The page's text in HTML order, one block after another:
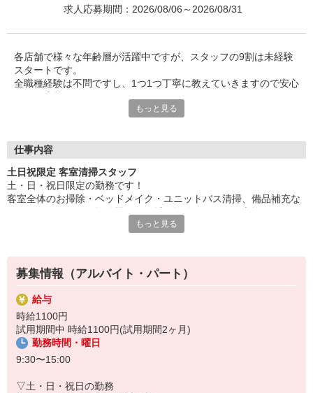
求人応募期間：2026/08/06～2026/08/31
各店舗で様々な年齢層が活躍中ですが、スタッフの9割は未経験
スタートです。
全職種経験は不問ですし、1つ1つ丁寧に教えていきますので安心
慣れるまでは先輩が側についていますので何でも質問して下さい
の良いホテルを心がけております。
もっと見る
仕事内容
土日祝限定 客室清掃スタッフ
土・日・祝日限定の勤務です！
客室全体のお掃除・ベッドメイク・ユニットバス清掃、備品補充な
家庭でのお掃除とほぼ同じですが、プロのワザやコツを普段の家事
もっと見る
募集情報（アルバイト・パート）
給与
時給1100円
試用期間中 時給1100円(試用期間2ヶ月)
勤務時間・曜日
9:30〜15:00
▽土・日・祝日の勤務